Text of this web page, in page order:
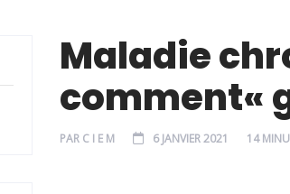
Maladie
comment«
PAR C I E M 6 JANVIER 2021 14